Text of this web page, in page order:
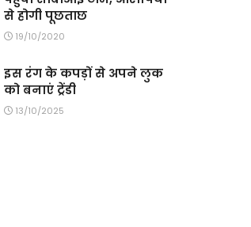
से होगी पूछताछ
19/10/2020
इस रंग के कपड़ों से अपने लुक
को बनाएं ट्रेंडी
13/10/2025